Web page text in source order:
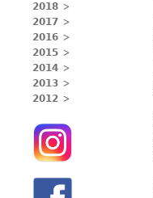
2018
2017
2016
2015
2014
2013
2012